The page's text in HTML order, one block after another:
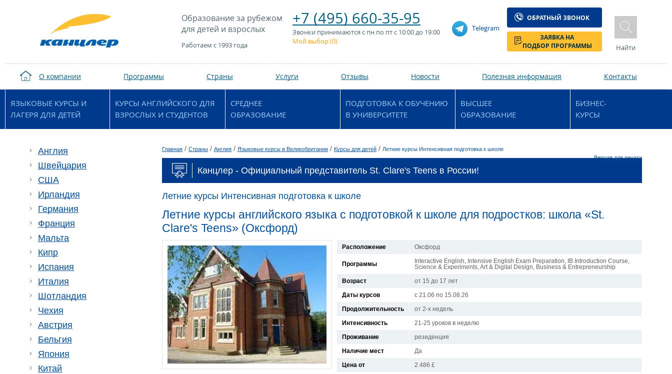
Образование за рубежом
для детей и взрослых
Работаем с 1993 года
+7 (495) 660-35-95
Звонки принимаются с пн по пт с 10:00 до 19:00
Мой выбор (0)
Telegram
ОБРАТНЫЙ ЗВОНОК
ЗАЯВКА НА
ПОДБОР ПРОГРАММЫ
Найти
О компании Программы Страны Услуги Отзывы Новости Полезная информация Контакты
ЯЗЫКОВЫЕ КУРСЫ И
ЛАГЕРЯ ДЛЯ ДЕТЕЙ
КУРСЫ АНГЛИЙСКОГО ДЛЯ
ВЗРОСЛЫХ И СТУДЕНТОВ
СРЕДНЕЕ
ОБРАЗОВАНИЕ
ПОДГОТОВКА К ОБУЧЕНИЮ
В УНИВЕРСИТЕТЕ
ВЫСШЕЕ
ОБРАЗОВАНИЕ
БИЗНЕС-
КУРСЫ
Англия
Швейцария
США
Ирландия
Германия
Франция
Мальта
Кипр
Испания
Италия
Шотландия
Чехия
Австрия
Бельгия
Япония
Китай
Главная / Страны / Англия / Языковые курсы в Великобритании / Курсы для детей / Летние курсы Интенсивная подготовка к школе
Версия для печати
Канцлер - Официальный представитель St. Clare's Teens в России!
Летние курсы Интенсивная подготовка к школе
Летние курсы английского языка с подготовкой к школе для подростков: школа «St.
Clare's Teens» (Оксфорд)
Расположение Оксфорд
Программы
Interactive English, Intensive English Exam Preparation, IB Introduction Course,
Science & Experiments, Art & Digital Design, Business & Entrepreneurship
Возраст
от 15 до 17 лет
Даты курсов
с 21.06 по 15.08.26
Продолжительность
от 2-х недель
Интенсивность
21-25 уроков в неделю
Проживание
резиденция
Наличие мест
Да
Цена от
2.486 £